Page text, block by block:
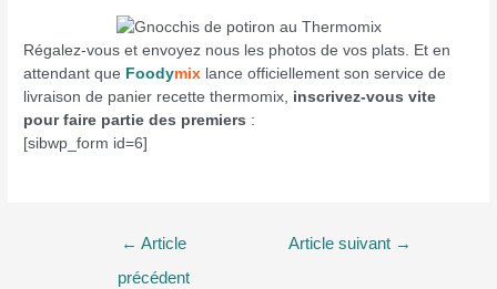
Régalez-vous et envoyez nous les photos de vos plats. Et en
attendant que Foodymix lance officiellement son service de
livraison de panier recette thermomix, inscrivez-vous vite
pour faire partie des premiers :
[sibwp_form id=6]
← Article
précédent
Article suivant →